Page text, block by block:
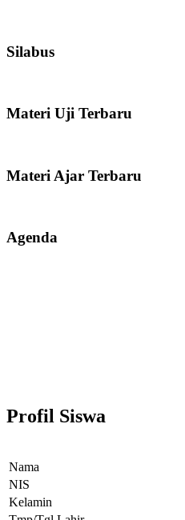
Silabus
Materi Uji Terbaru
Materi Ajar Terbaru
Agenda
Profil Siswa
Nama
NIS
Kelamin